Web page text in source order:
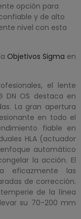
opción para
y de alto
nivel con esta
Objetivos Sigma en
el lente
DN OS destaca en
La gran apertura
en todo el
fiable en
HLA (actuador
automático
la acción. El
eficazmente las
de corrección.
de la línea
su 70-200 mm